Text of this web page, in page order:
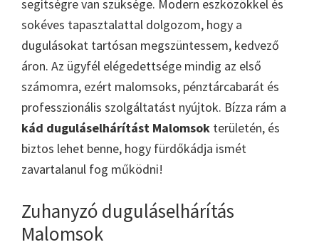
segítségre van szüksége. Modern eszközökkel és
sokéves tapasztalattal dolgozom, hogy a
dugulásokat tartósan megszüntessem, kedvező
áron. Az ügyfél elégedettsége mindig az első
számomra, ezért malomsoks, pénztárcabarát és
professzionális szolgáltatást nyújtok. Bízza rám a
kád duguláselhárítást Malomsok területén, és
biztos lehet benne, hogy fürdőkádja ismét
zavartalanul fog működni!
Zuhanyzó duguláselhárítás
Malomsok